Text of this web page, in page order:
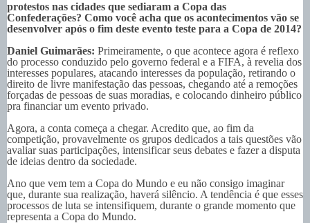
protestos nas cidades que sediaram a Copa das
Confederações? Como você acha que os acontecimentos vão se
desenvolver após o fim deste evento teste para a Copa de 2014?
Daniel Guimarães: Primeiramente, o que acontece agora é reflexo
do processo conduzido pelo governo federal e a FIFA, à revelia dos
interesses populares, atacando interesses da população, retirando o
direito de livre manifestação das pessoas, chegando até a remoções
forçadas de pessoas de suas moradias, e colocando dinheiro público
pra financiar um evento privado.
Agora, a conta começa a chegar. Acredito que, ao fim da
competição, provavelmente os grupos dedicados a tais questões vão
avaliar suas participações, intensificar seus debates e fazer a disputa
de ideias dentro da sociedade.
Ano que vem tem a Copa do Mundo e eu não consigo imaginar
que, durante sua realização, haverá silêncio. A tendência é que esses
processos de luta se intensifiquem, durante o grande momento que
representa a Copa do Mundo.